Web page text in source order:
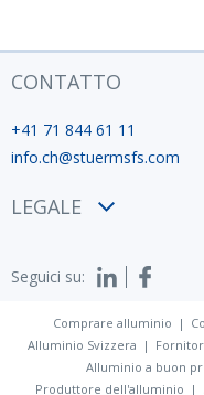
CONTATTO
+41 71 844 61 11
info.ch@stuermsfs.com
LEGALE
Privacy policy
Seguici su:
Comprare alluminio
Alluminio Svizzera
Alluminio a buon
Produttore dell'alluminio